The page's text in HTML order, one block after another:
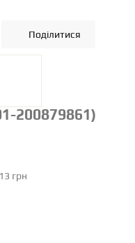
Поділитися
200879861)
грн